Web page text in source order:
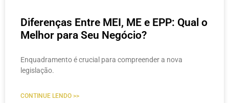
Diferenças Entre MEI, ME e EPP: Qual o
Melhor para Seu Negócio?
Enquadramento é crucial para compreender a nova
legislação.
CONTINUE LENDO >>